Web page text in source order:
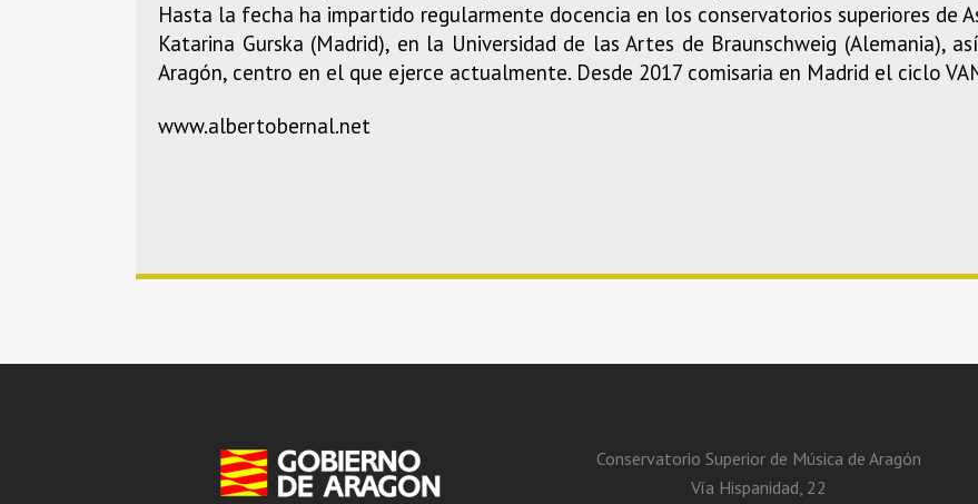
Hasta la fecha ha impartido regularmente docencia en los conservatorios superiores de
Katarina Gurska (Madrid), en la Universidad de las Artes de Braunschweig (Alemania),
Aragón, centro en el que ejerce actualmente. Desde 2017 comisaria en Madrid el ciclo
www.albertobernal.net
Conservatorio Superior de Música de Aragón
Vía Hispanidad, 22